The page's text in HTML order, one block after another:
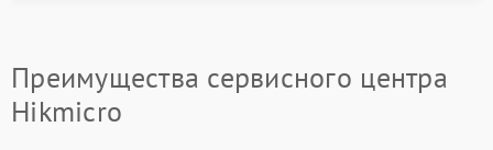
Преимущества сервисного центра
Hikmicro